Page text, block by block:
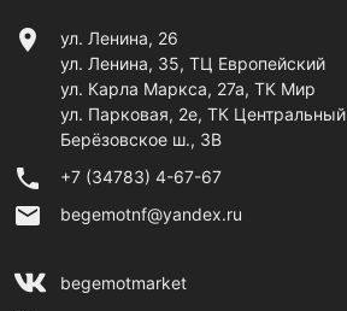
location_on
ул. Ленина, 26
ул. Ленина, 35, ТЦ Европейский
ул. Карла Маркса, 27а, ТК Мир
ул. Парковая, 2е, ТК Центральный
Берёзовское ш., 3В
phone +7 (34783) 4-67-67
email begemotnf@yandex.ru
begemotmarket